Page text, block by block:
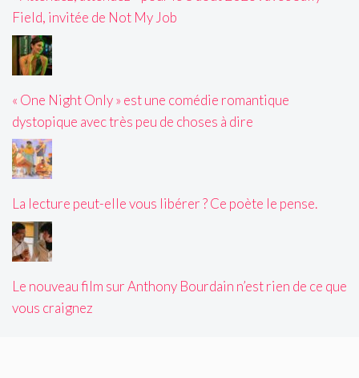
Field, invitée de Not My Job
« One Night Only » est une comédie romantique
dystopique avec très peu de choses à dire
La lecture peut-elle vous libérer ? Ce poète le pense.
Le nouveau film sur Anthony Bourdain n’est rien de ce que
vous craignez